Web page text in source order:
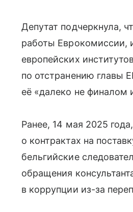
Депутат подчеркнула,
работы Еврокомиссии,
европейских
по отстранению главы
её «далеко не финалом
Ранее, 14 мая 2025
о контрактах на
бельгийские
обращения
в коррупции из-за